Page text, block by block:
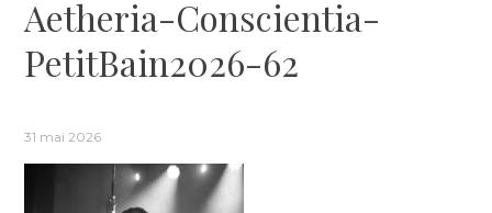
Aetheria-Conscientia-
PetitBain2026-62
31 mai 2026